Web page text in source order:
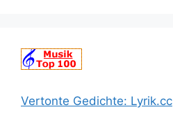
Vertonte Gedichte: Lyrik.cc